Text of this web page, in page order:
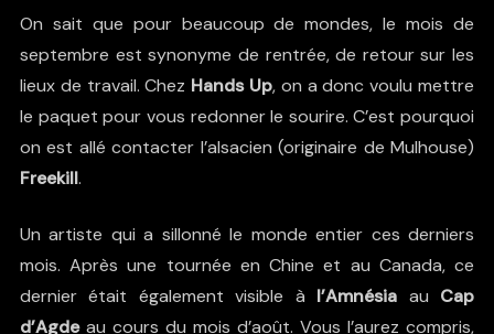
On sait que pour beaucoup de mondes, le mois de
septembre est synonyme de rentrée, de retour sur les
lieux de travail. Chez Hands Up, on a donc voulu mettre
le paquet pour vous redonner le sourire. C’est pourquoi
on est allé contacter l’alsacien (originaire de Mulhouse)
Freekill.
Un artiste qui a sillonné le monde entier ces derniers
mois. Après une tournée en Chine et au Canada, ce
dernier était également visible à l’Amnésia au Cap
d’Agdeau cours du mois d’août. Vous l’aurez compris,